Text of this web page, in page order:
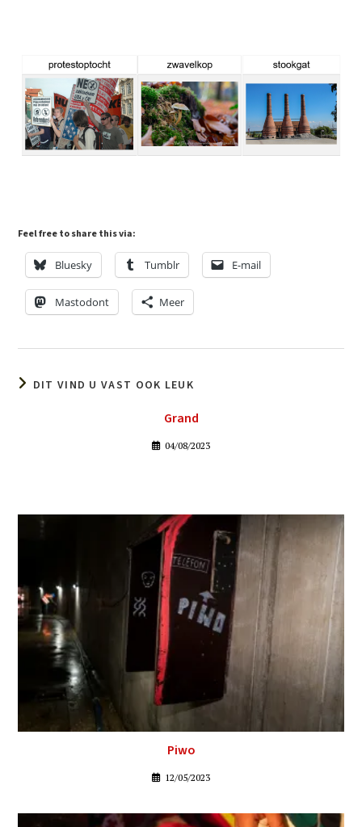
Feel free to share this via:
Bluesky Tumblr E-mail
Mastodont Meer
DIT VIND U VAST OOK LEUK
Grand
04/08/2023
Piwo
12/05/2023